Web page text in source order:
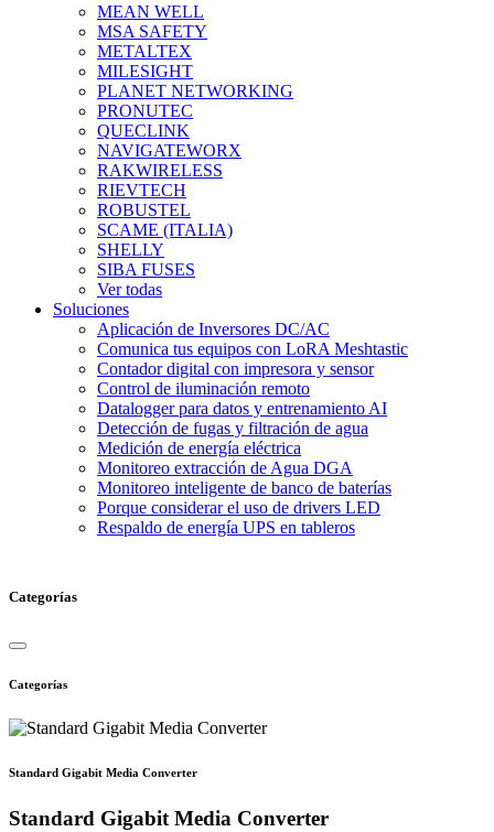
MEAN WELL
MSA SAFETY
METALTEX
MILESIGHT
PLANET NETWORKING
PRONUTEC
QUECLINK
NAVIGATEWORX
RAKWIRELESS
RIEVTECH
ROBUSTEL
SCAME (ITALIA)
SHELLY
SIBA FUSES
Ver todas
Soluciones
Aplicación de Inversores DC/AC
Comunica tus equipos con LoRA Meshtastic
Contador digital con impresora y sensor
Control de iluminación remoto
Datalogger para datos y entrenamiento AI
Detección de fugas y filtración de agua
Medición de energía eléctrica
Monitoreo extracción de Agua DGA
Monitoreo inteligente de banco de baterías
Porque considerar el uso de drivers LED
Respaldo de energía UPS en tableros
Categorías
Categorías
Standard Gigabit Media Converter
Standard Gigabit Media Converter